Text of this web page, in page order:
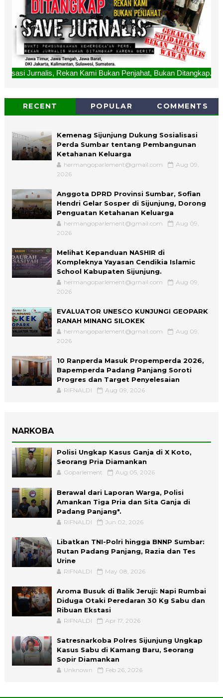
Rekan Kami Bukan Penjahat, Bukan Ditangkap. "SAVE
RECENT POPULAR COMMENTS
Kemenag Sijunjung Dukung Sosialisasi
Perda Sumbar tentang Pembangunan
Ketahanan Keluarga
hermangoparlement@gmail.com
Aug 09,
2026
Anggota DPRD Provinsi Sumbar, Sofian
Hendri Gelar Sosper di Sijunjung, Dorong
Penguatan Ketahanan Keluarga
hermangoparlement@gmail.com
Aug 09,
2026
Melihat Kepanduan NASHIR di
Kompleknya Yayasan Cendikia Islamic
School Kabupaten Sijunjung.
hermangoparlement@gmail.com
Aug 09,
2026
EVALUATOR UNESCO KUNJUNGI GEOPARK
RANAH MINANG SILOKEK
hermangoparlement@gmail.com
Aug 09,
2026
10 Ranperda Masuk Propemperda 2026,
Bapemperda Padang Panjang Soroti
Progres dan Target Penyelesaian
RIFNALDI Aug 09, 2026
NARKOBA
Polisi Ungkap Kasus Ganja di X Koto,
Seorang Pria Diamankan
Goparlement Aug 05, 2026
Berawal dari Laporan Warga, Polisi
Amankan Tiga Pria dan Sita Ganja di
Padang Panjang".
RIFNALDI Jun 02, 2026
Libatkan TNI-Polri hingga BNNP Sumbar:
Rutan Padang Panjang, Razia dan Tes
Urine
RIFNALDI May 08, 2026
Aroma Busuk di Balik Jeruji: Napi Rumbai
Diduga Otaki Peredaran 30 Kg Sabu dan
Ribuan Ekstasi
RIFNALDI Apr 17, 2026
Satresnarkoba Polres Sijunjung Ungkap
Kasus Sabu di Kamang Baru, Seorang
Sopir Diamankan
Unknown Feb 26, 2026